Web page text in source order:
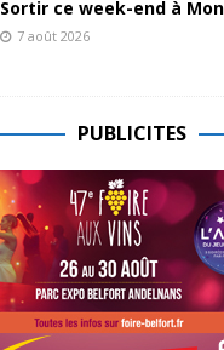
Sortir ce week-end à
7 août 2026
PUBLICITES